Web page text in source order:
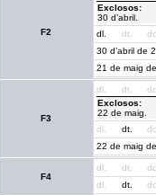
F2
Exclosos:
30 d’abril.
dl.
dt. dc.
30 d’abril de
21 de maig
F3
dl. dt. dc.
Exclosos:
22 de maig.
dl.
dt. dc.
22 de maig
F4
dl. dt. dc.
dl.
dt. dc.